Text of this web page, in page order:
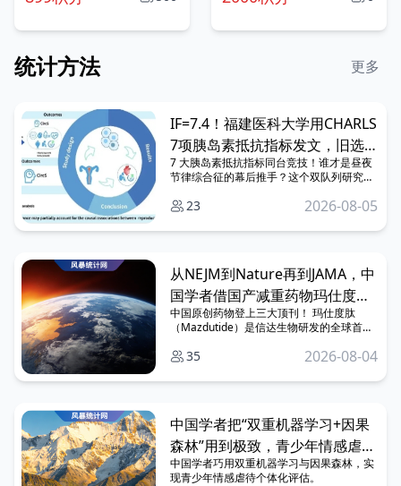
统计方法 更多
IF=7.4！福建医科大学用CHARLS
7项胰岛素抵抗指标发文，旧选题
依旧拿捏高分！
7 大胰岛素抵抗指标同台竞技！谁才是昼夜
节律综合征的幕后推手？这个双队列研究直
看！ 昼夜节律综合征（CircS）涵盖代谢、
管疾病风险，但其在中老年女性中的危险因
CHARLS与ELSA两大数据库，在《Diabetes
Research and Clinical Practice（Q1，
IF=7.4）发表了一篇题为 “Reproductive
factors, insulin resistance surrogate
indices, and circadian syndrome among
middle‑aged and elderly women” 的研究
论文。采用双队列验证+孟德尔随机化+中介
早绝经可显著升高中老年女性新发昼夜节律
综合征风险，且胰岛素抵抗（IR）在其中发
挥关键中介作用。
23 2026-08-05
从NEJM到Nature再到JAMA，中
国学者借国产减重药物玛仕度
肽，完成三大顶刊“全满贯”
中国原创药物登上三大顶刊！ 玛仕度肽
（Mazdutide）是信达生物研发的全球首款
一同时登上《Nature》主刊、《NEJM》和
物。 这一里程碑式的成就，源于三项重磅临
35 2026-08-04
中国学者把“双重机器学习+因果
森林”用到极致，青少年情感虐待
的伤害终于能做个体化评估了！
中国学者巧用双重机器学习与因果森林，实
现青少年情感虐待个体化评估。